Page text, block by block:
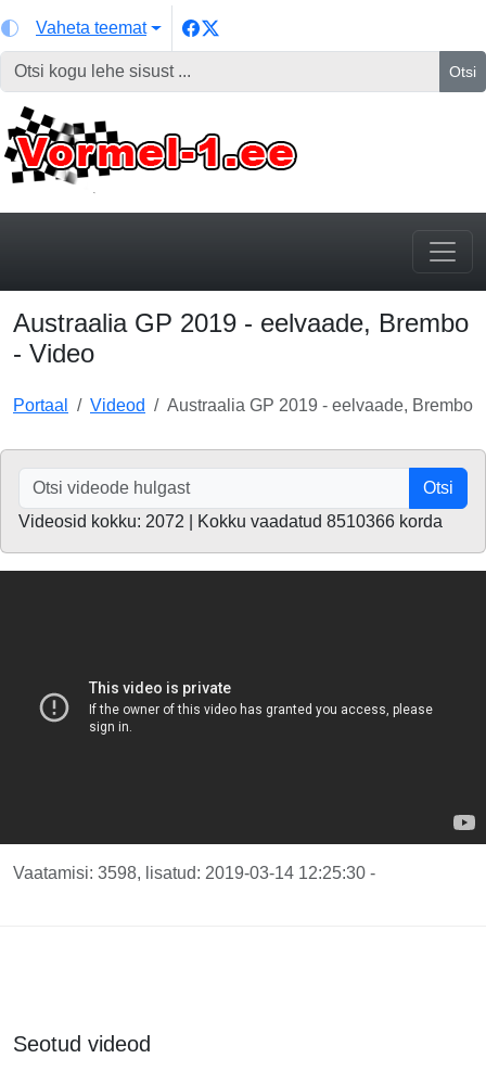
Vaheta teemat
Otsi
Austraalia GP 2019 - eelvaade, Brembo
- Video
Portaal Videod Austraalia GP 2019 - eelvaade, Brembo
Otsi
Videosid kokku: 2072 | Kokku vaadatud 8510366 korda
Vaatamisi: 3598, lisatud: 2019-03-14 12:25:30 -
Seotud videod